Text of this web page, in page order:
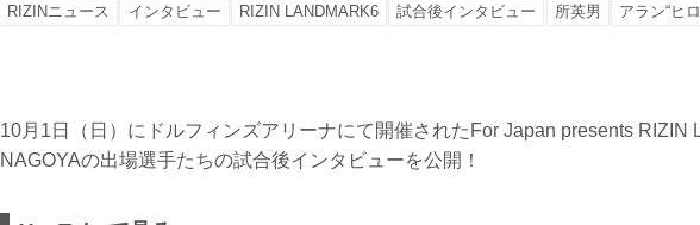
RIZINニュース インタビュー RIZIN LANDMARK6 試合後インタビュー 所英男 アラン“ヒ
10月1日（日）にドルフィンズアリーナにて開催されたFor Japan presents RIZIN
NAGOYAの出場選手たちの試合後インタビューを公開！